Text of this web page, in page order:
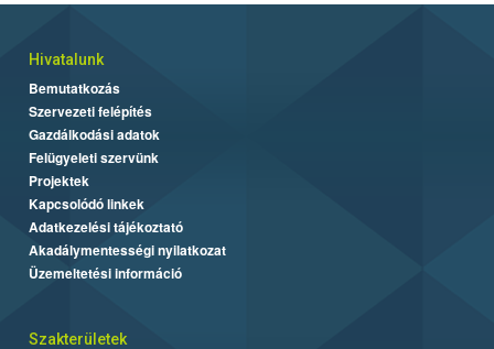
Hivatalunk
Bemutatkozás
Szervezeti felépítés
Gazdálkodási adatok
Felügyeleti szervünk
Projektek
Kapcsolódó linkek
Adatkezelési tájékoztató
Akadálymentességi nyilatkozat
Üzemeltetési információ
Szakterületek